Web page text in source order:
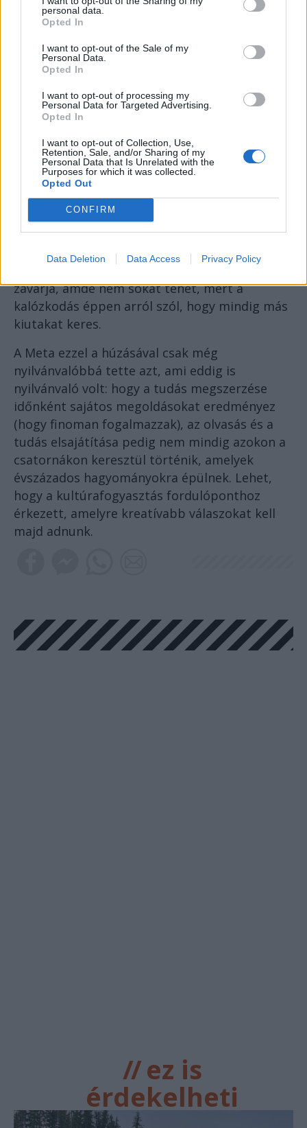
personal data.
Opted In
I want to opt-out of the Sale of my
Personal Data.
Opted In
I want to opt-out of processing my
Personal Data for Targeted Advertising.
Opted In
I want to opt-out of Collection, Use,
Retention, Sale, and/or Sharing of my
Personal Data that Is Unrelated with the
Purposes for which it was collected.
Opted Out
CONFIRM
Data Deletion Data Access Privacy Policy
létrehozásához. Ehhez pedig olyan más primér
szövegekhez kellett hozzáférnem, amelyeket
lehetetlen lett volna beszerezni, mondjuk, egy
kolozsvári Cărturești-ben vagy az egyetemi
tudományos esszék vagy régi szövegek egy
része ugyan nem kalóztermékként került a
Ez nem a gyónás helye, csupán rávilágítás arra,
hogy a könyvpiaci dinamikák és az olvasáshoz
való hozzáférés mára párhuzamos
jelenségeket termel, amelyek valahol a
végtelenben találkoznak. Zavarna-e, ha valaki
letöltené a verseskötetemet az nCore
zavarja, ámde nem sokat tehet, mert a
kalózkodás éppen arról szól, hogy mindig más
kiutakat keres.
A Meta ezzel a húzásával csak még
nyilvánvalóbbá tette azt, ami eddig is
nyilvánvaló volt: hogy a tudás megszerzése
időnként sajátos megoldásokat eredményez
(hogy finoman fogalmazzak), az olvasás és a
tudás elsajátítása pedig nem mindig azokon a
csatornákon keresztül történik, amelyek
évszázados hagyományokra épülnek. Lehet,
hogy a kultúrafogyasztás fordulóponthoz
érkezett, amelyre kreatívabb válaszokat kell
majd adnunk.
//ez is
érdekelheti